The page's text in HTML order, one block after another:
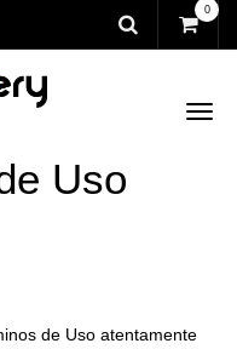
0
Uso
de Uso atentamente